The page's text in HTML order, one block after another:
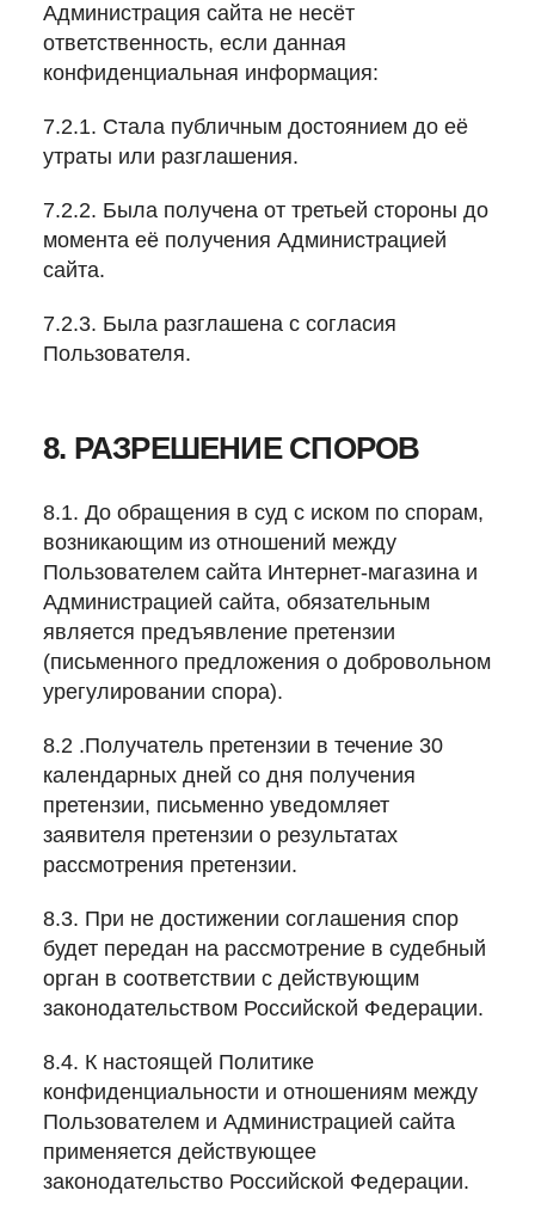
Администрация сайта не несёт
ответственность, если данная
конфиденциальная информация:
7.2.1. Стала публичным достоянием до её
утраты или разглашения.
7.2.2. Была получена от третьей стороны до
момента её получения Администрацией
сайта.
7.2.3. Была разглашена с согласия
Пользователя.
8. РАЗРЕШЕНИЕ СПОРОВ
8.1. До обращения в суд с иском по спорам,
возникающим из отношений между
Пользователем сайта Интернет-магазина и
Администрацией сайта, обязательным
является предъявление претензии
(письменного предложения о добровольном
урегулировании спора).
8.2 .Получатель претензии в течение 30
календарных дней со дня получения
претензии, письменно уведомляет
заявителя претензии о результатах
рассмотрения претензии.
8.3. При не достижении соглашения спор
будет передан на рассмотрение в судебный
орган в соответствии с действующим
законодательством Российской Федерации.
8.4. К настоящей Политике
конфиденциальности и отношениям между
Пользователем и Администрацией сайта
применяется действующее
законодательство Российской Федерации.